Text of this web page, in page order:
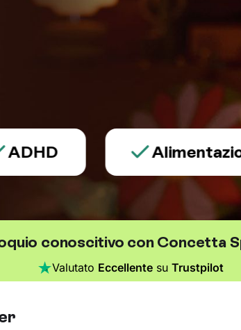
Alimentazione
conoscitivo con Concetta
Valutato Eccellente suTrustpilot